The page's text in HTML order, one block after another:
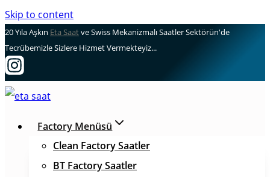
Skip to content
20 Yıla Aşkın Eta Saatve Swiss Mekanizmalı Saatler Sektörün'de
Tecrübemizle Sizlere Hizmet Vermekteyiz...
Factory Menüsü
Clean Factory Saatler
BT Factory Saatler